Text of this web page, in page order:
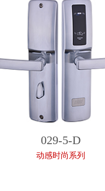
029-5-D
动感时尚系列